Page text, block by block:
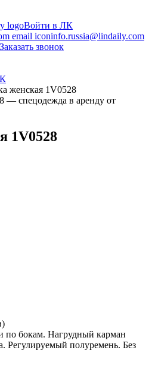
Войти в ЛК
info.russia@lindaily.com
Заказать звонок
женская 1V0528
1V0528
по бокам. Нагрудный карман
Регулируемый полуремень. Без